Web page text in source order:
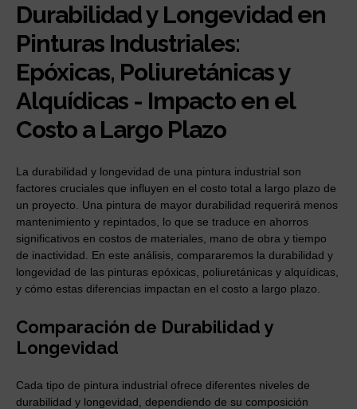
Durabilidad y Longevidad en
Pinturas Industriales:
Epóxicas, Poliuretánicas y
Alquídicas - Impacto en el
Costo a Largo Plazo
La durabilidad y longevidad de una pintura industrial son
factores cruciales que influyen en el costo total a largo plazo de
un proyecto. Una pintura de mayor durabilidad requerirá menos
mantenimiento y repintados, lo que se traduce en ahorros
significativos en costos de materiales, mano de obra y tiempo
de inactividad. En este análisis, compararemos la durabilidad y
longevidad de las pinturas epóxicas, poliuretánicas y alquídicas,
y cómo estas diferencias impactan en el costo a largo plazo.
Comparación de Durabilidad y
Longevidad
Cada tipo de pintura industrial ofrece diferentes niveles de
durabilidad y longevidad, dependiendo de su composición